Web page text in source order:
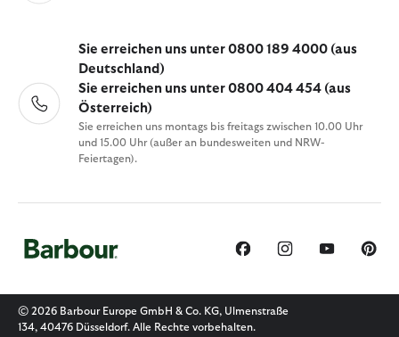
Sie erreichen uns unter 0800 189 4000 (aus
Deutschland)
Sie erreichen uns unter 0800 404 454 (aus
Österreich)
Sie erreichen uns montags bis freitags zwischen 10.00 Uhr
und 15.00 Uhr (außer an bundesweiten und NRW-
Feiertagen).
© 2026 Barbour Europe GmbH & Co. KG, Ulmenstraße
134, 40476 Düsseldorf. Alle Rechte vorbehalten.